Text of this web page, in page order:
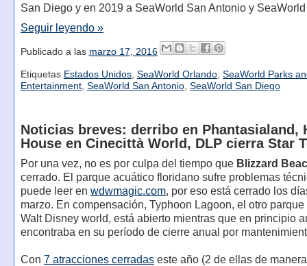
San Diego y en 2019 a SeaWorld San Antonio y
Seguir leyendo »
Publicado a las marzo 17, 2016
Etiquetas Estados Unidos, SeaWorld Orlando, SeaWorld Parks
Entertainment, SeaWorld San Antonio, SeaWorld San Diego
Noticias breves: derribo en Phantasialand,
House en Cinecittà World, DLP cierra Star
Por una vez, no es por culpa del tiempo que Blizzard
cerrado. El parque acuático floridano sufre problemas
puede leer en wdwmagic.com, por eso está cerrado los
marzo. En compensación, Typhoon Lagoon, el otro
Walt Disney world, está abierto mientras que en principio
encontraba en su período de cierre anual por
Con 7 atracciones cerradaseste año (2 de ellas de